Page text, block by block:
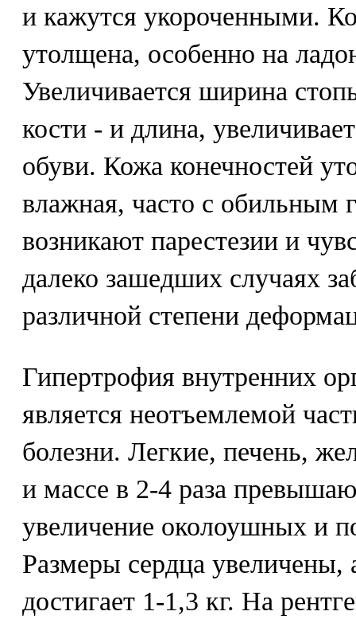
и кажутся укороченными.
утолщена, особенно на
Увеличивается ширина
кости - и длина,
обуви. Кожа конечностей
влажная, часто с обильным
возникают парестезии и
далеко зашедших случаях
различной степени
Гипертрофия внутренних
является неотъемлемой
болезни. Легкие, печень,
и массе в 2-4 раза
увеличение околоушных и
Размеры сердца увеличены,
достигает 1-1,3 кг. На